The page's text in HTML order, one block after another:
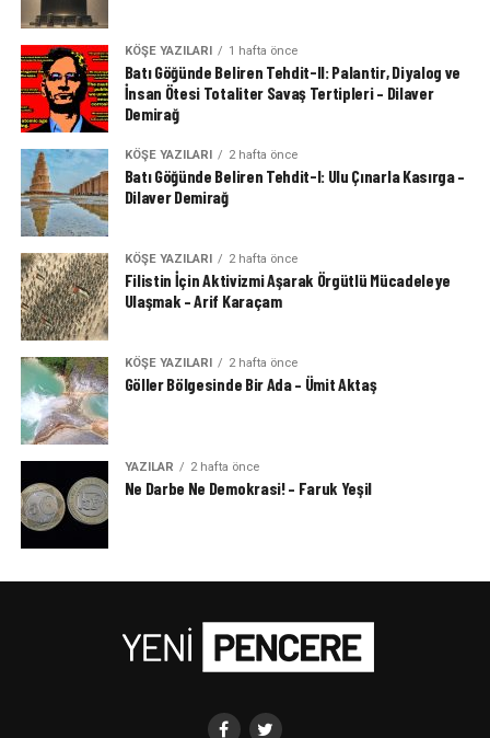
KÖŞE YAZILARI 1 hafta önce
Batı Göğünde Beliren Tehdit-II: Palantir, Diyalog ve
İnsan Ötesi Totaliter Savaş Tertipleri – Dilaver
Demirağ
KÖŞE YAZILARI 2 hafta önce
Batı Göğünde Beliren Tehdit-I: Ulu Çınarla Kasırga –
Dilaver Demirağ
KÖŞE YAZILARI 2 hafta önce
Filistin İçin Aktivizmi Aşarak Örgütlü Mücadeleye
Ulaşmak – Arif Karaçam
KÖŞE YAZILARI 2 hafta önce
Göller Bölgesinde Bir Ada – Ümit Aktaş
YAZILAR 2 hafta önce
Ne Darbe Ne Demokrasi! – Faruk Yeşil